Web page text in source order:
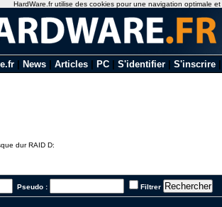
News Articles PC S'identifier S'inscrire
dur RAID D:
Pseudo : Filtrer
HardWare.fr utilise des cookies pour une navigation optimale